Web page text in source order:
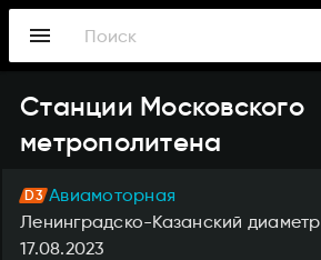
Перейти
основному
содержанию
menu
Станции Московского
метрополитена
Авиамоторная
Ленинградско-Казанский диаметр
17.08.2023